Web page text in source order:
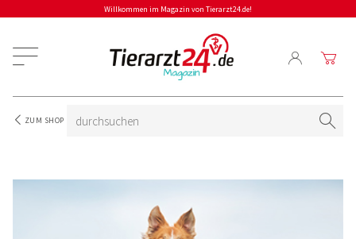
Willkommen im Magazin von Tierarzt24.de!
ZUM SHOP